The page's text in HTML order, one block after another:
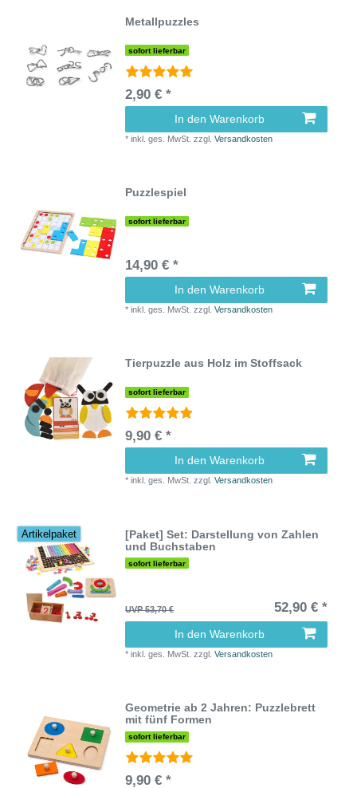
Metallpuzzles
sofort lieferbar
2,90 € *
In den Warenkorb
*inkl. ges. MwSt. zzgl.Versandkosten
Puzzlespiel
sofort lieferbar
14,90 € *
In den Warenkorb
*inkl. ges. MwSt. zzgl.Versandkosten
Tierpuzzle aus Holz im Stoffsack
sofort lieferbar
9,90 € *
In den Warenkorb
*inkl. ges. MwSt. zzgl.Versandkosten
Artikelpaket
[Paket] Set: Darstellung von Zahlen
und Buchstaben
sofort lieferbar
UVP 53,70 € 52,90 € *
In den Warenkorb
*inkl. ges. MwSt. zzgl.Versandkosten
Geometrie ab 2 Jahren: Puzzlebrett
mit fünf Formen
sofort lieferbar
9,90 € *